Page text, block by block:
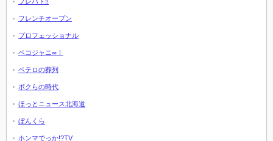
フレンチオープン
プロフェッショナル
ペコジャニ∞！
ペテロの葬列
ボクらの時代
ほっとニュース北海道
ぼんくら
ホンマでっか!?TV